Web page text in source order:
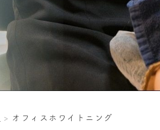
オフィスホワイトニング